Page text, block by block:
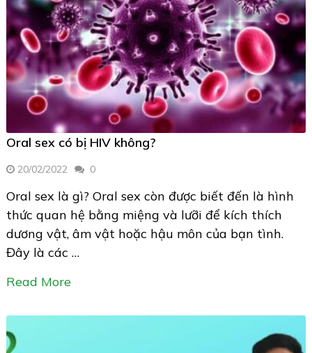
Oral sex có bị HIV không?
20/02/2022 0
Oral sex là gì? Oral sex còn được biết đến là hình
thức quan hệ bằng miệng và lưỡi để kích thích
dương vật, âm vật hoặc hậu môn của bạn tình.
Đây là các …
Read More